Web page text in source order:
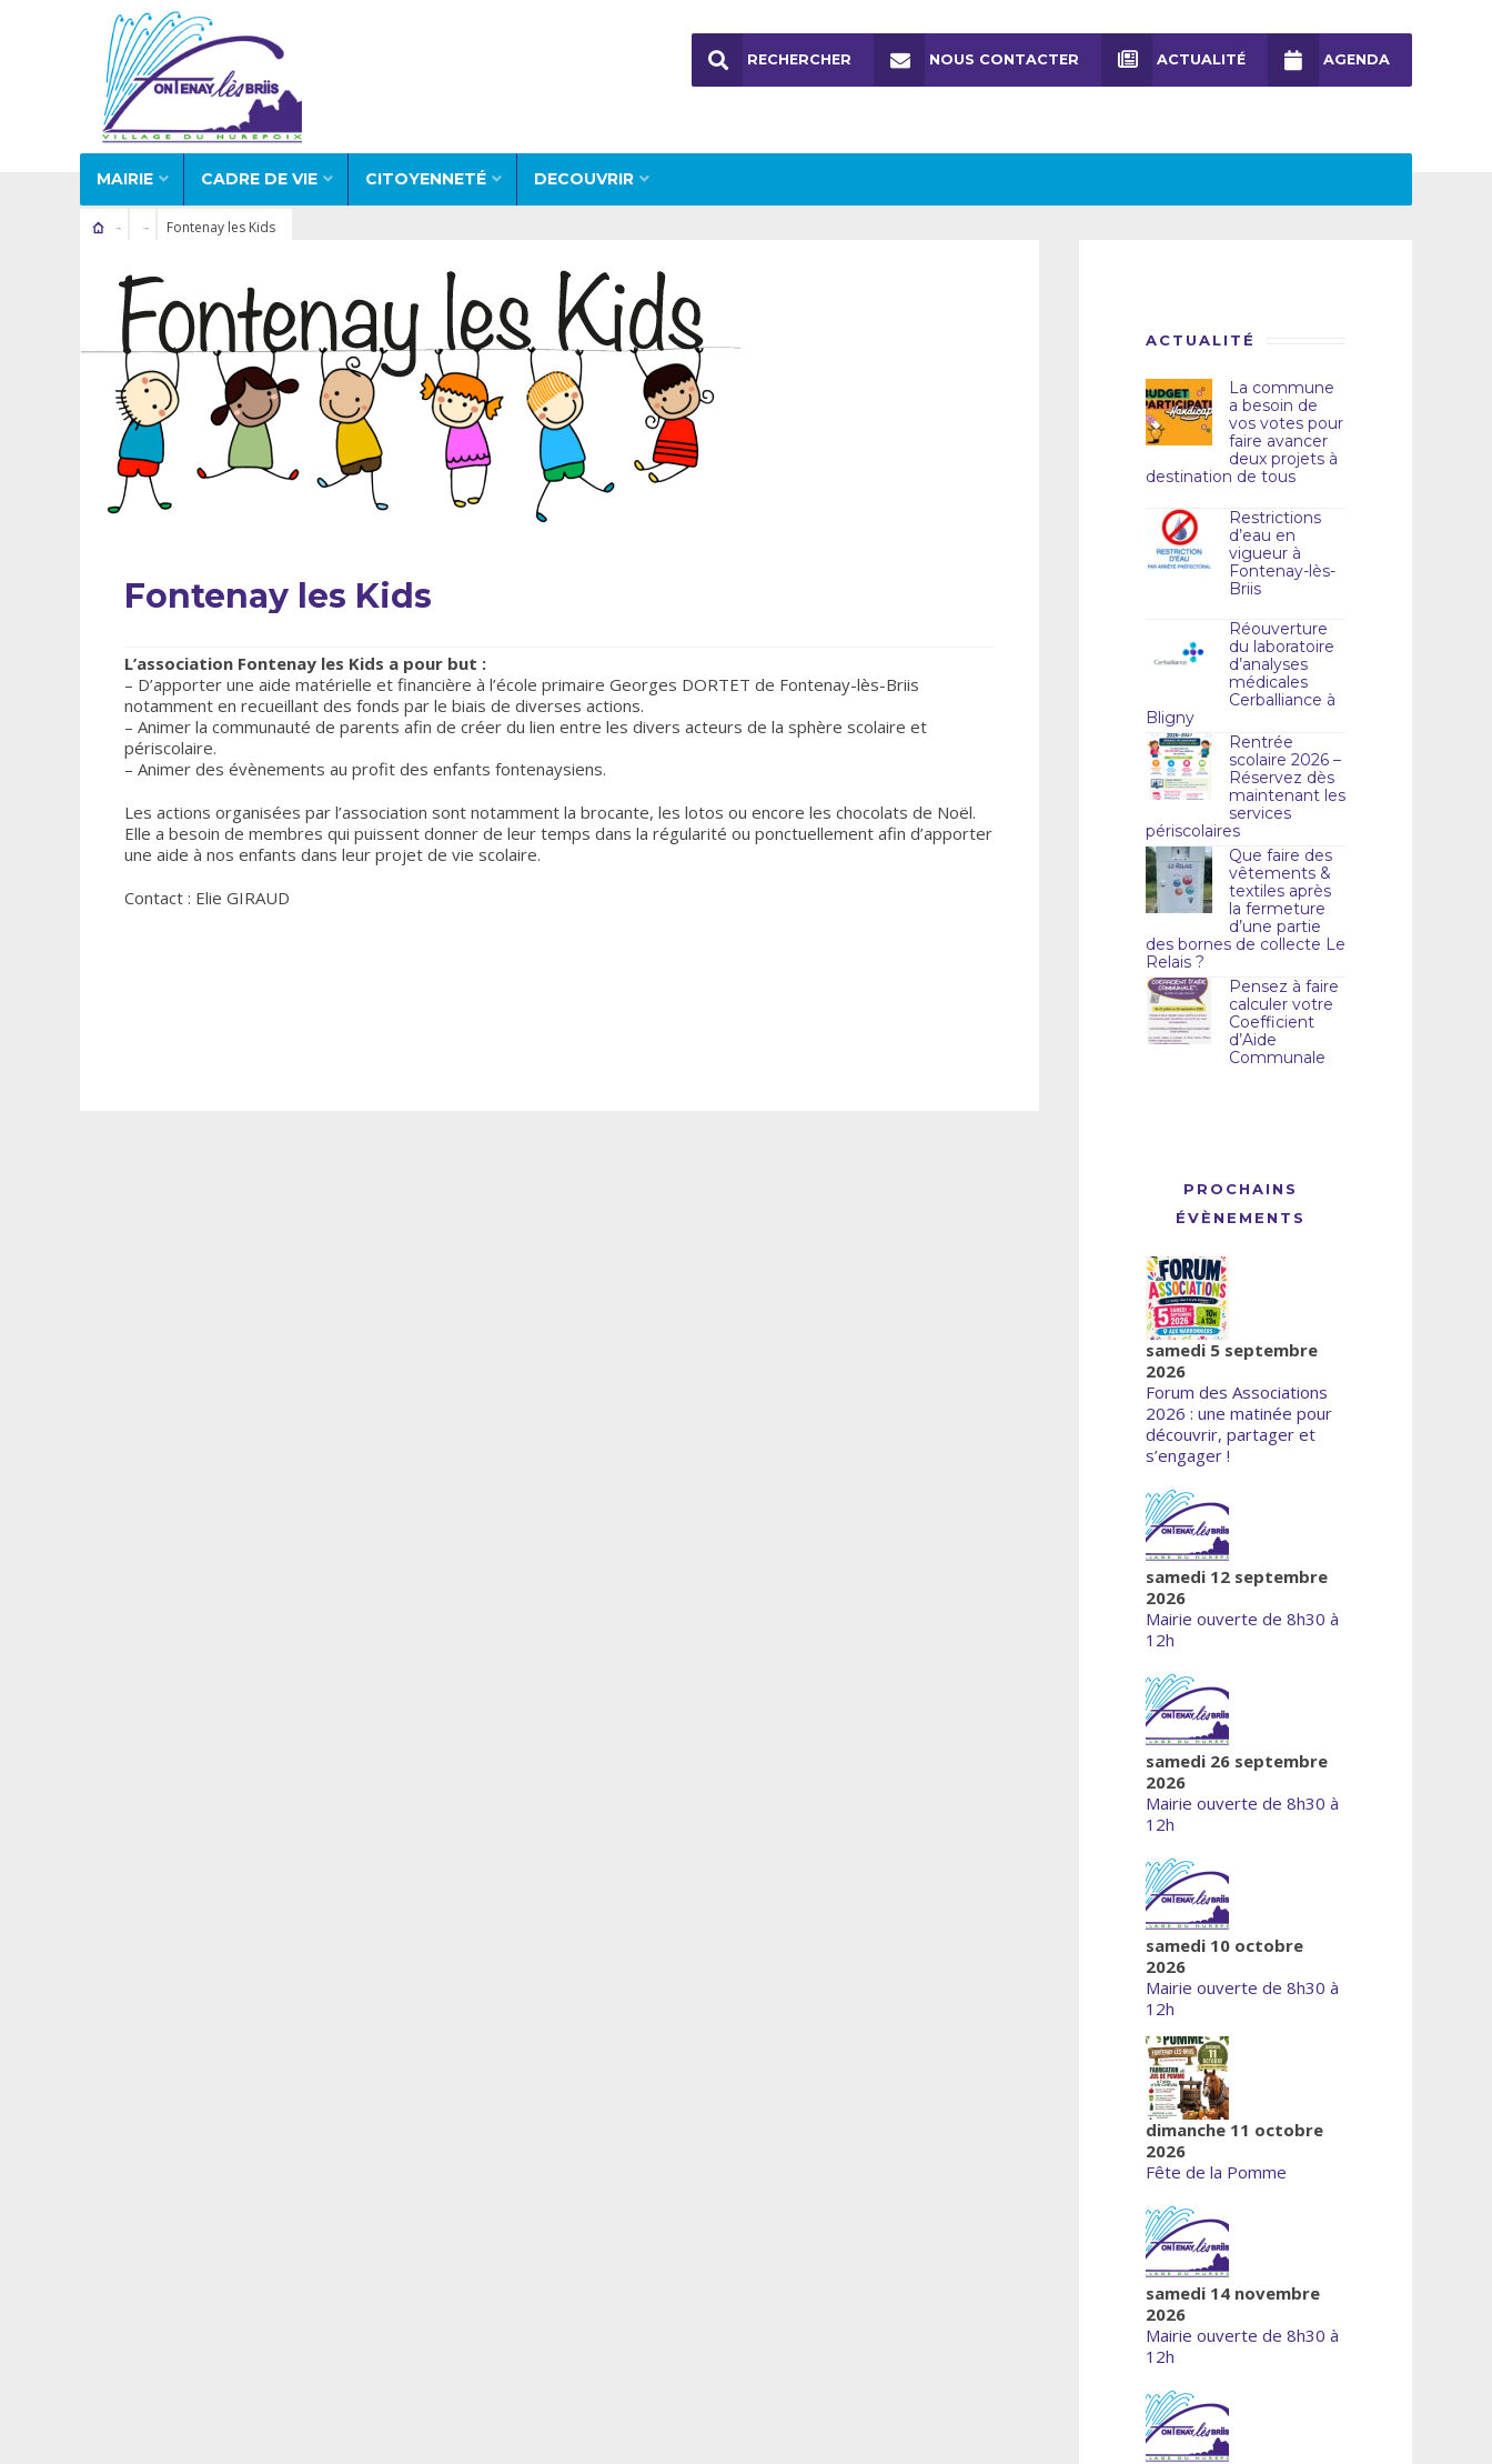
MAIRIE CADRE DE VIE CITOYENNETÉ DECOUVRIR
RECHERCHER NOUS CONTACTER ACTUALITÉ AGENDA
Fontenay les Kids
Fontenay les Kids
L’association Fontenay les Kids a pour but :
– D’apporter une aide matérielle et financière à l’école primaire Georges DORTET de Fontenay-lès-Briis
notamment en recueillant des fonds par le biais de diverses actions.
– Animer la communauté de parents afin de créer du lien entre les divers acteurs de la sphère scolaire et
périscolaire.
– Animer des évènements au profit des enfants fontenaysiens.
Les actions organisées par l’association sont notamment la brocante, les lotos ou encore les chocolats de Noël.
Elle a besoin de membres qui puissent donner de leur temps dans la régularité ou ponctuellement afin d’apporter
une aide à nos enfants dans leur projet de vie scolaire.
Contact : Elie GIRAUD
ACTUALITÉ
La commune
a besoin de
vos votes pour
faire avancer
deux projets à
destination de tous
Restrictions
d’eau en
vigueur à
Fontenay-lès-
Briis
Réouverture
du laboratoire
d’analyses
médicales
Cerballiance à
Bligny
Rentrée
scolaire 2026 –
Réservez dès
maintenant les
services
périscolaires
Que faire des
vêtements &
textiles après
la fermeture
d’une partie
des bornes de collecte Le
Relais ?
Pensez à faire
calculer votre
Coefficient
d’Aide
Communale
PROCHAINS
ÉVÈNEMENTS
samedi 5 septembre
2026
Forum des Associations
2026 : une matinée pour
découvrir, partager et
s’engager !
samedi 12 septembre
2026
Mairie ouverte de 8h30 à
12h
samedi 26 septembre
2026
Mairie ouverte de 8h30 à
12h
samedi 10 octobre
2026
Mairie ouverte de 8h30 à
12h
dimanche 11 octobre
2026
Fête de la Pomme
samedi 14 novembre
2026
Mairie ouverte de 8h30 à
12h